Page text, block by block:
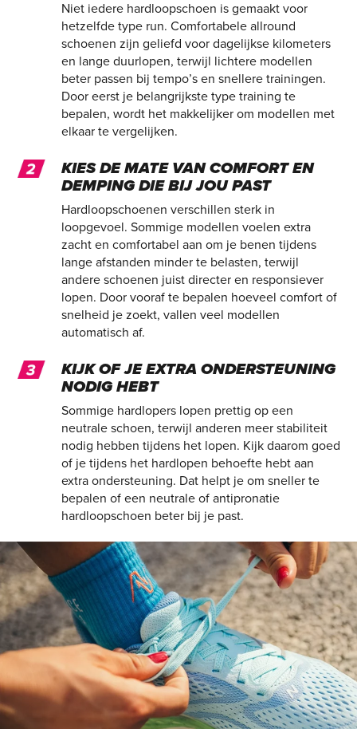
Niet iedere hardloopschoen is gemaakt voor
hetzelfde type run. Comfortabele allround
schoenen zijn geliefd voor dagelijkse kilometers
en lange duurlopen, terwijl lichtere modellen
beter passen bij tempo’s en snellere trainingen.
Door eerst je belangrijkste type training te
bepalen, wordt het makkelijker om modellen met
elkaar te vergelijken.
KIES DE MATE VAN COMFORT EN
DEMPING DIE BIJ JOU PAST
Hardloopschoenen verschillen sterk in
loopgevoel. Sommige modellen voelen extra
zacht en comfortabel aan om je benen tijdens
lange afstanden minder te belasten, terwijl
andere schoenen juist directer en responsiever
lopen. Door vooraf te bepalen hoeveel comfort of
snelheid je zoekt, vallen veel modellen
automatisch af.
KIJK OF JE EXTRA ONDERSTEUNING
NODIG HEBT
Sommige hardlopers lopen prettig op een
neutrale schoen, terwijl anderen meer stabiliteit
nodig hebben tijdens het lopen. Kijk daarom goed
of je tijdens het hardlopen behoefte hebt aan
extra ondersteuning. Dat helpt je om sneller te
bepalen of een neutrale of antipronatie
hardloopschoen beter bij je past.